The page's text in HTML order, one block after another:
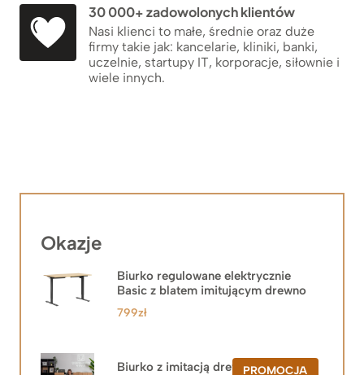
30 000+ zadowolonych klientów
Nasi klienci to małe, średnie oraz duże
firmy takie jak: kancelarie, kliniki, banki,
uczelnie, startupy IT, korporacje, siłownie i
wiele innych.
Okazje
Biurko regulowane elektrycznie
Basic z blatem imitującym drewno
799zł
PROMOCJAPRODUKT
Biurko z imitacją drewna z szafką